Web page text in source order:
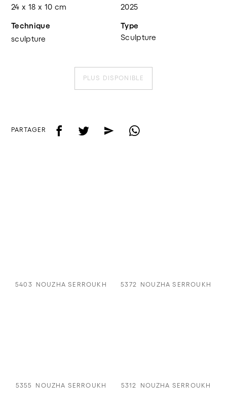
24 x 18 x 10 cm
2025
Technique
sculpture
Type
Sculpture
PLUS DISPONIBLE
PARTAGER f t e w
5403 NOUZHA SERROUKH 5372 NOUZHA SERROUKH
5355 NOUZHA SERROUKH 5312 NOUZHA SERROUKH